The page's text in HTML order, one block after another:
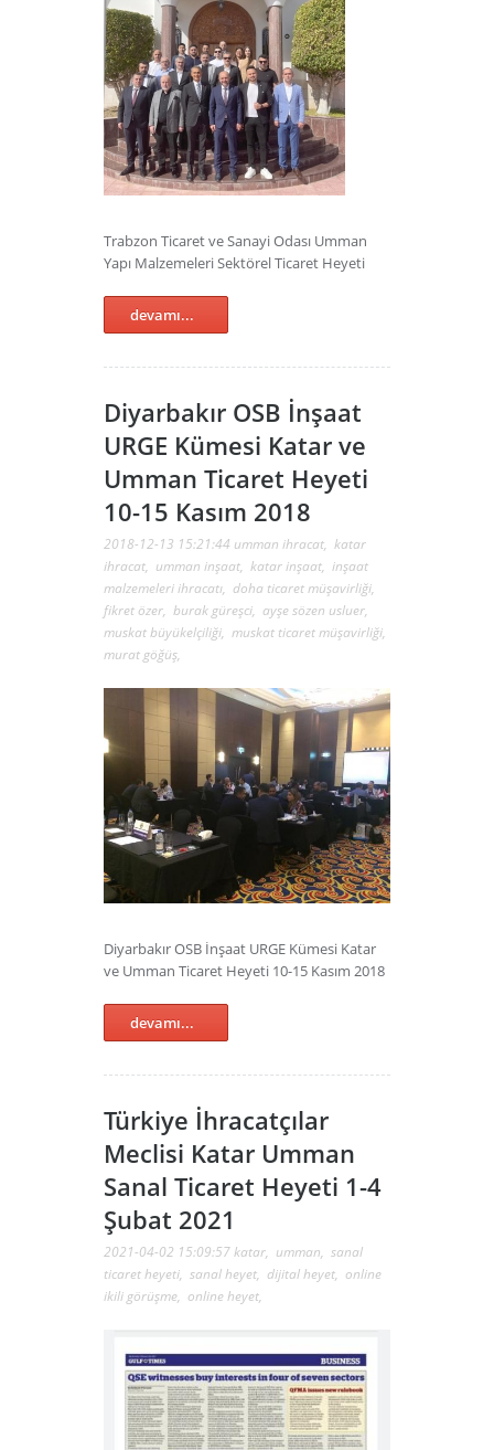
Trabzon Ticaret ve Sanayi Odası Umman
Yapı Malzemeleri Sektörel Ticaret Heyeti
devamı...
Diyarbakır OSB İnşaat
URGE Kümesi Katar ve
Umman Ticaret Heyeti
10-15 Kasım 2018
2018-12-13 15:21:44 umman ihracat, katar
ihracat, umman inşaat, katar inşaat, inşaat
malzemeleri ihracatı, doha ticaret müşavirliği,
fikret özer, burak güreşci, ayşe sözen usluer,
muskat büyükelçiliği, muskat ticaret müşavirliği,
murat göğüş,
Diyarbakır OSB İnşaat URGE Kümesi Katar
ve Umman Ticaret Heyeti 10-15 Kasım 2018
devamı...
Türkiye İhracatçılar
Meclisi Katar Umman
Sanal Ticaret Heyeti 1-4
Şubat 2021
2021-04-02 15:09:57katar, umman, sanal
ticaret heyeti, sanal heyet, dijital heyet, online
ikili görüşme, online heyet,